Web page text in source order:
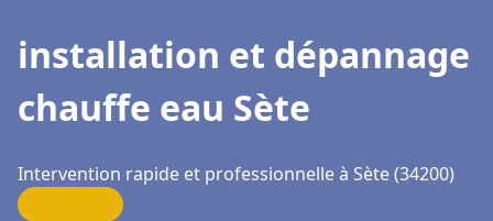
installation et dépannage
chauffe eau Sète
Intervention rapide et professionnelle à Sète (34200)